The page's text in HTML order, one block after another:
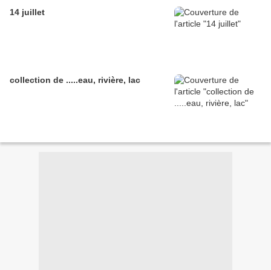
14 juillet
collection de .....eau, rivière, lac